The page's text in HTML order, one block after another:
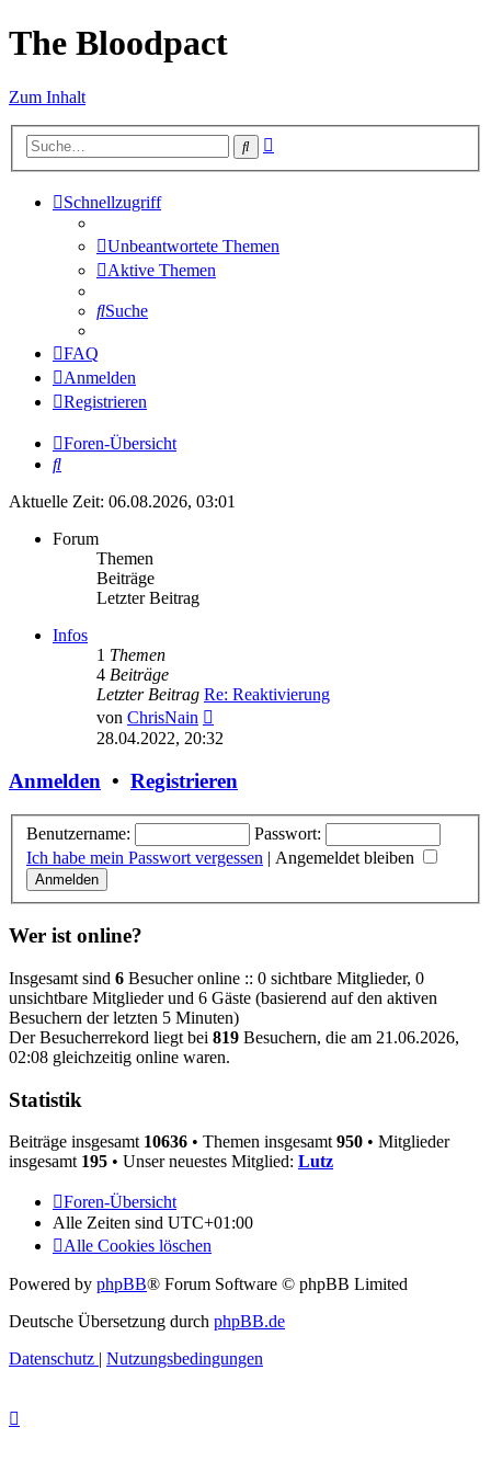
The Bloodpact
Zum Inhalt
Suche
Schnellzugriff
Unbeantwortete Themen
Aktive Themen
Suche
FAQ
Anmelden
Registrieren
Foren-Übersicht
Suche
Aktuelle Zeit: 06.08.2026, 03:01
Forum
Themen
Beiträge
Letzter Beitrag
Infos
1 Themen
4 Beiträge
Letzter Beitrag Re: Reaktivierung
von ChrisNain
Beitrag
28.04.2022, 20:32
Anmelden • Registrieren
Benutzername:
Passwort:
Ich habe mein Passwort vergessen | Angemeldet bleiben
Wer ist online?
Insgesamt sind 6 Besucher online :: 0 sichtbare Mitglieder, 0
unsichtbare Mitglieder und 6 Gäste (basierend auf den aktiven
Besuchern der letzten 5 Minuten)
Der Besucherrekord liegt bei 819 Besuchern, die am 21.06.2026,
02:08 gleichzeitig online waren.
Statistik
Beiträge insgesamt 10636 • Themen insgesamt 950 • Mitglieder
insgesamt 195 • Unser neuestes Mitglied: Lutz
Foren-Übersicht
Alle Zeiten sind UTC+01:00
Alle Cookies löschen
Powered by phpBB® Forum Software © phpBB Limited
Deutsche Übersetzung durch phpBB.de
Datenschutz | Nutzungsbedingungen